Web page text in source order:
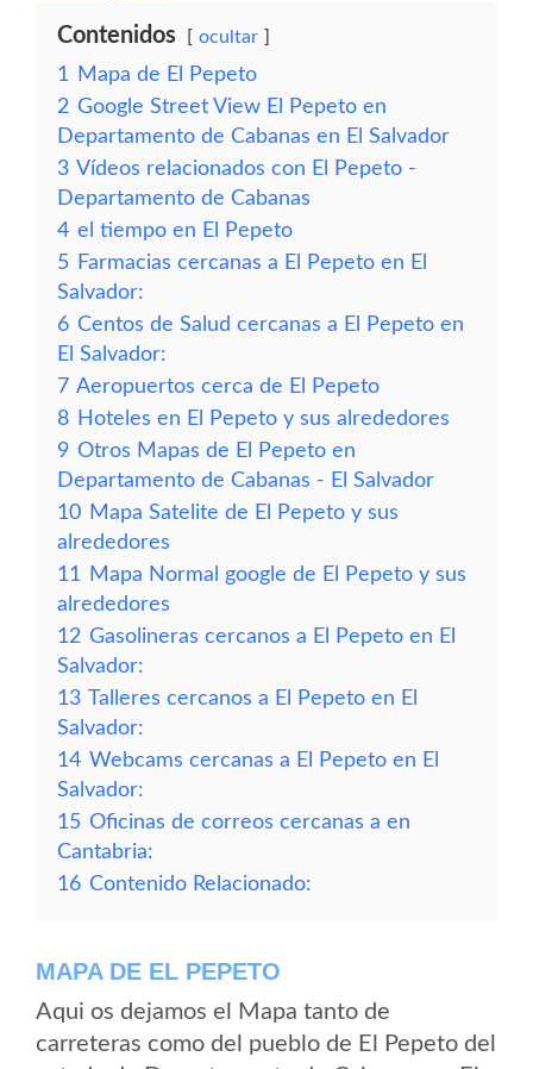
Contenidos ocultar
1
Mapa de El Pepeto
2 Google Street View El Pepeto en
Departamento de Cabanas en El Salvador
3 Vídeos relacionados con El Pepeto -
Departamento de Cabanas
4 el tiempo en El Pepeto
5 Farmacias cercanas a El Pepeto en El
Salvador:
6 Centos de Salud cercanas a El Pepeto en
El Salvador:
7 Aeropuertos cerca de El Pepeto
8 Hoteles en El Pepeto y sus alrededores
9 Otros Mapas de El Pepeto en
Departamento de Cabanas - El Salvador
10 Mapa Satelite de El Pepeto y sus
alrededores
11
Mapa Normal google de El Pepeto y sus
alrededores
12 Gasolineras cercanos a El Pepeto en El
Salvador:
13 Talleres cercanos a El Pepeto en El
Salvador:
14 Webcams cercanas a El Pepeto en El
Salvador:
15 Oficinas de correos cercanas a en
Cantabria:
16 Contenido Relacionado:
MAPA DE EL PEPETO
Aqui os dejamos el Mapa tanto de
carreteras como del pueblo de El Pepeto del